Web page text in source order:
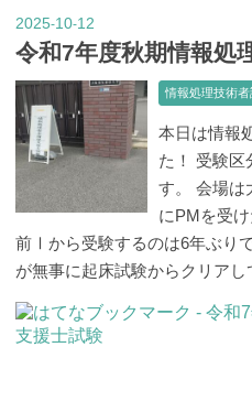
2025-10-12
令和7年度秋期情報処
情報処理技術者
本日は情報
た！ 受験区
す。 会場は
にPMを受
前Ⅰから受験するのは6年ぶり
が無事に起床試験からクリア